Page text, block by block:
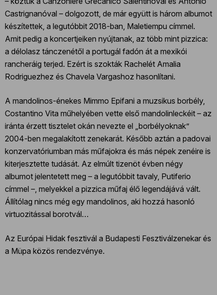
Castrignanóval – dolgozott, de már együtt is három albumot
készítettek, a legutóbbit 2018-ban, Maletiempu címmel.
Amit pedig a koncertjeiken nyújtanak, az több mint pizzica:
a délolasz tánczenétől a portugál fadón át a mexikói
rancheráig terjed. Ezért is szokták Rachelét Amalia
Rodriguezhez és Chavela Vargashoz hasonlítani.
A mandolinos-énekes Mimmo Epifani a muzsikus borbély,
Costantino Vita műhelyében vette első mandolinleckéit – az
iránta érzett tisztelet okán nevezte el „borbélyoknak”
2004-ben megalakított zenekarát. Később aztán a padovai
konzervatóriumban más műfajokra és más népek zenéire is
kiterjesztette tudását. Az elmúlt tizenöt évben négy
albumot jelentetett meg – a legutóbbit tavaly, Putiferio
címmel –, melyekkel a pizzica műfaj élő legendájává vált.
Állítólag nincs még egy mandolinos, aki hozzá hasonló
virtuozitással borotvál…
Az Európai Hidak fesztivál a Budapesti Fesztiválzenekar és
a Müpa közös rendezvénye.